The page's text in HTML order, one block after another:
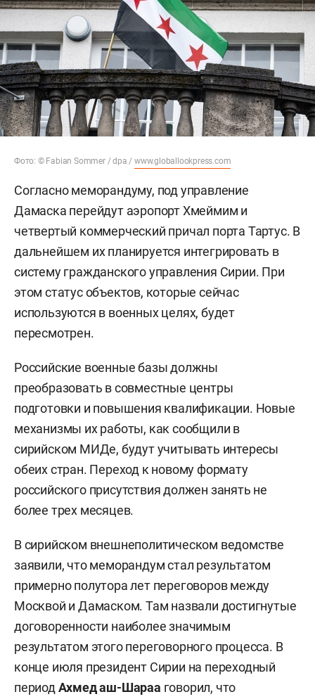
Фото: © Fabian Sommer / dpa /www.globallookpress.com
Согласно меморандуму, под управление
Дамаска перейдут аэропорт Хмеймим и
четвертый коммерческий причал порта Тартус. В
дальнейшем их планируется интегрировать в
систему гражданского управления Сирии. При
этом статус объектов, которые сейчас
используются в военных целях, будет
пересмотрен.
Российские военные базы должны
преобразовать в совместные центры
подготовки и повышения квалификации. Новые
механизмы их работы, как сообщили в
сирийском МИДе, будут учитывать интересы
обеих стран. Переход к новому формату
российского присутствия должен занять не
более трех месяцев.
В сирийском внешнеполитическом ведомстве
заявили, что меморандум стал результатом
примерно полутора лет переговоров между
Москвой и Дамаском. Там назвали достигнутые
договоренности наиболее значимым
результатом этого переговорного процесса. В
конце июля президент Сирии на переходный
период Ахмед аш-Шараа говорил, что